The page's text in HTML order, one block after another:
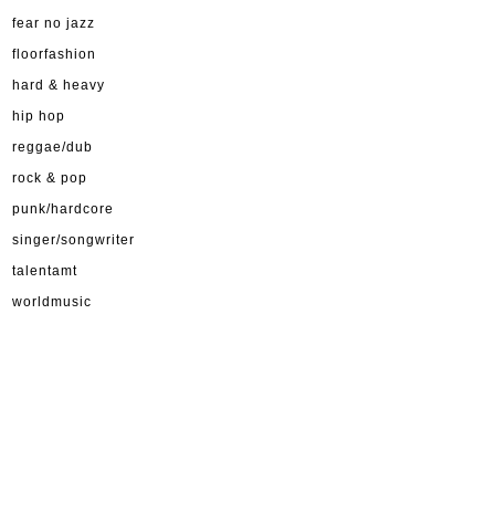
fear no jazz
floorfashion
hard & heavy
hip hop
reggae/dub
rock & pop
punk/hardcore
singer/songwriter
talentamt
worldmusic